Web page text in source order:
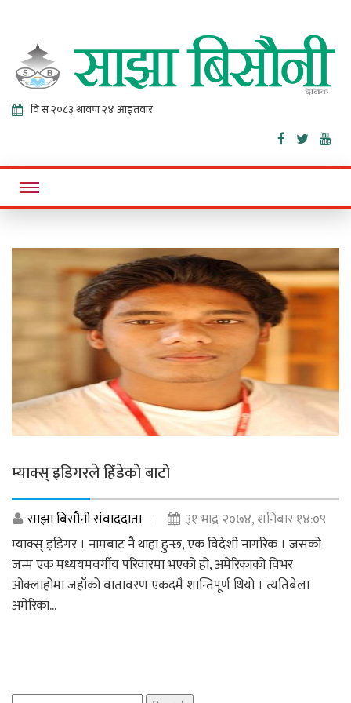
Sajha
Bisaunee
Online News Portal
म्याक्स् इडिगरले हिँडेको बाटो
साझा बिसौनी संवाददाता
३१ भाद्र २०७४, शनिबार १४:०९
म्याक्स् इडिगर । नामबाट नै थाहा हुन्छ, एक विदेशी नागरिक । जसको
जन्म एक मध्ययमवर्गीय परिवारमा भएको हो, अमेरिकाको विभर
ओक्लाहोमा जहाँको वातावरण एकदमै शान्तिपूर्ण थियो । त्यतिबेला
अमेरिका...